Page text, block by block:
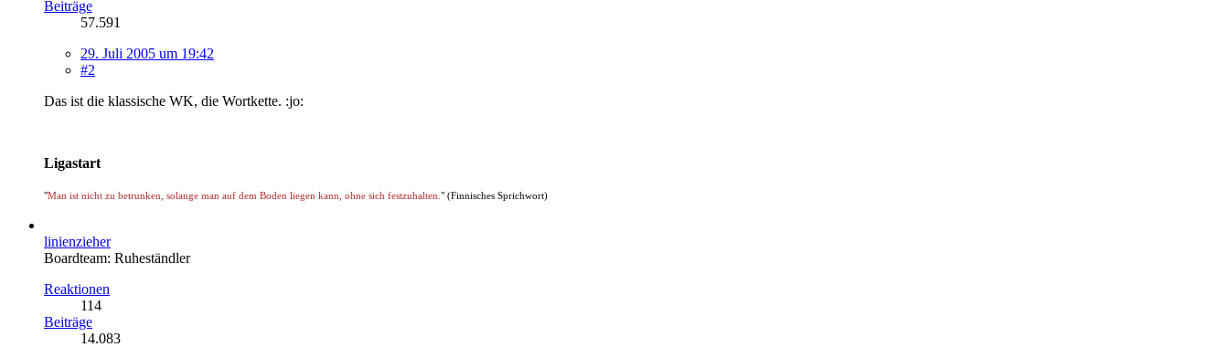
Beiträge
57.591
29. Juli 2005 um 19:42
#2
Das ist die klassische WK, die Wortkette. :jo:
Ligastart
"Man ist nicht zu betrunken, solange man auf dem Boden liegen kann, ohne sich festzuhalten. " (Finnisches Sprichwort)
linienzieher
Boardteam: Ruheständler
Reaktionen
114
Beiträge
14.083